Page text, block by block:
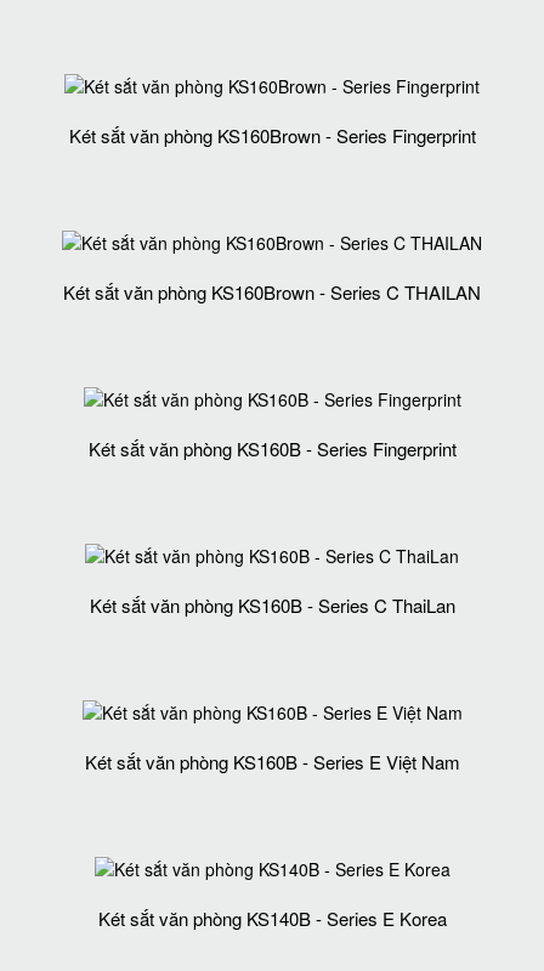
Két sắt văn phòng KS160Brown - Series Fingerprint
Két sắt văn phòng KS160Brown - Series C THAILAN
Két sắt văn phòng KS160B - Series Fingerprint
Két sắt văn phòng KS160B - Series C ThaiLan
Két sắt văn phòng KS160B - Series E Việt Nam
Két sắt văn phòng KS140B - Series E Korea